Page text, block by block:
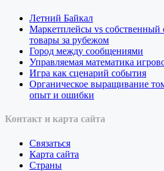
Летний Байкал
Маркетплейсы vs собственный
товары за рубежом
Город между сообщениями
Управляемая математика
Игра как сценарий события
Органическое выращивание
опыт и ошибки
Контакт и карта сайта
Связаться
Карта сайта
Страны